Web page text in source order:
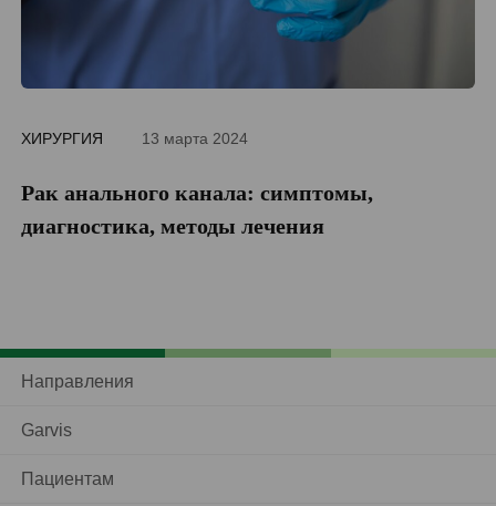
ХИРУРГИЯ 13 марта 2024
Рак анального канала: симптомы,
диагностика, методы лечения
Направления
Garvis
Пациентам